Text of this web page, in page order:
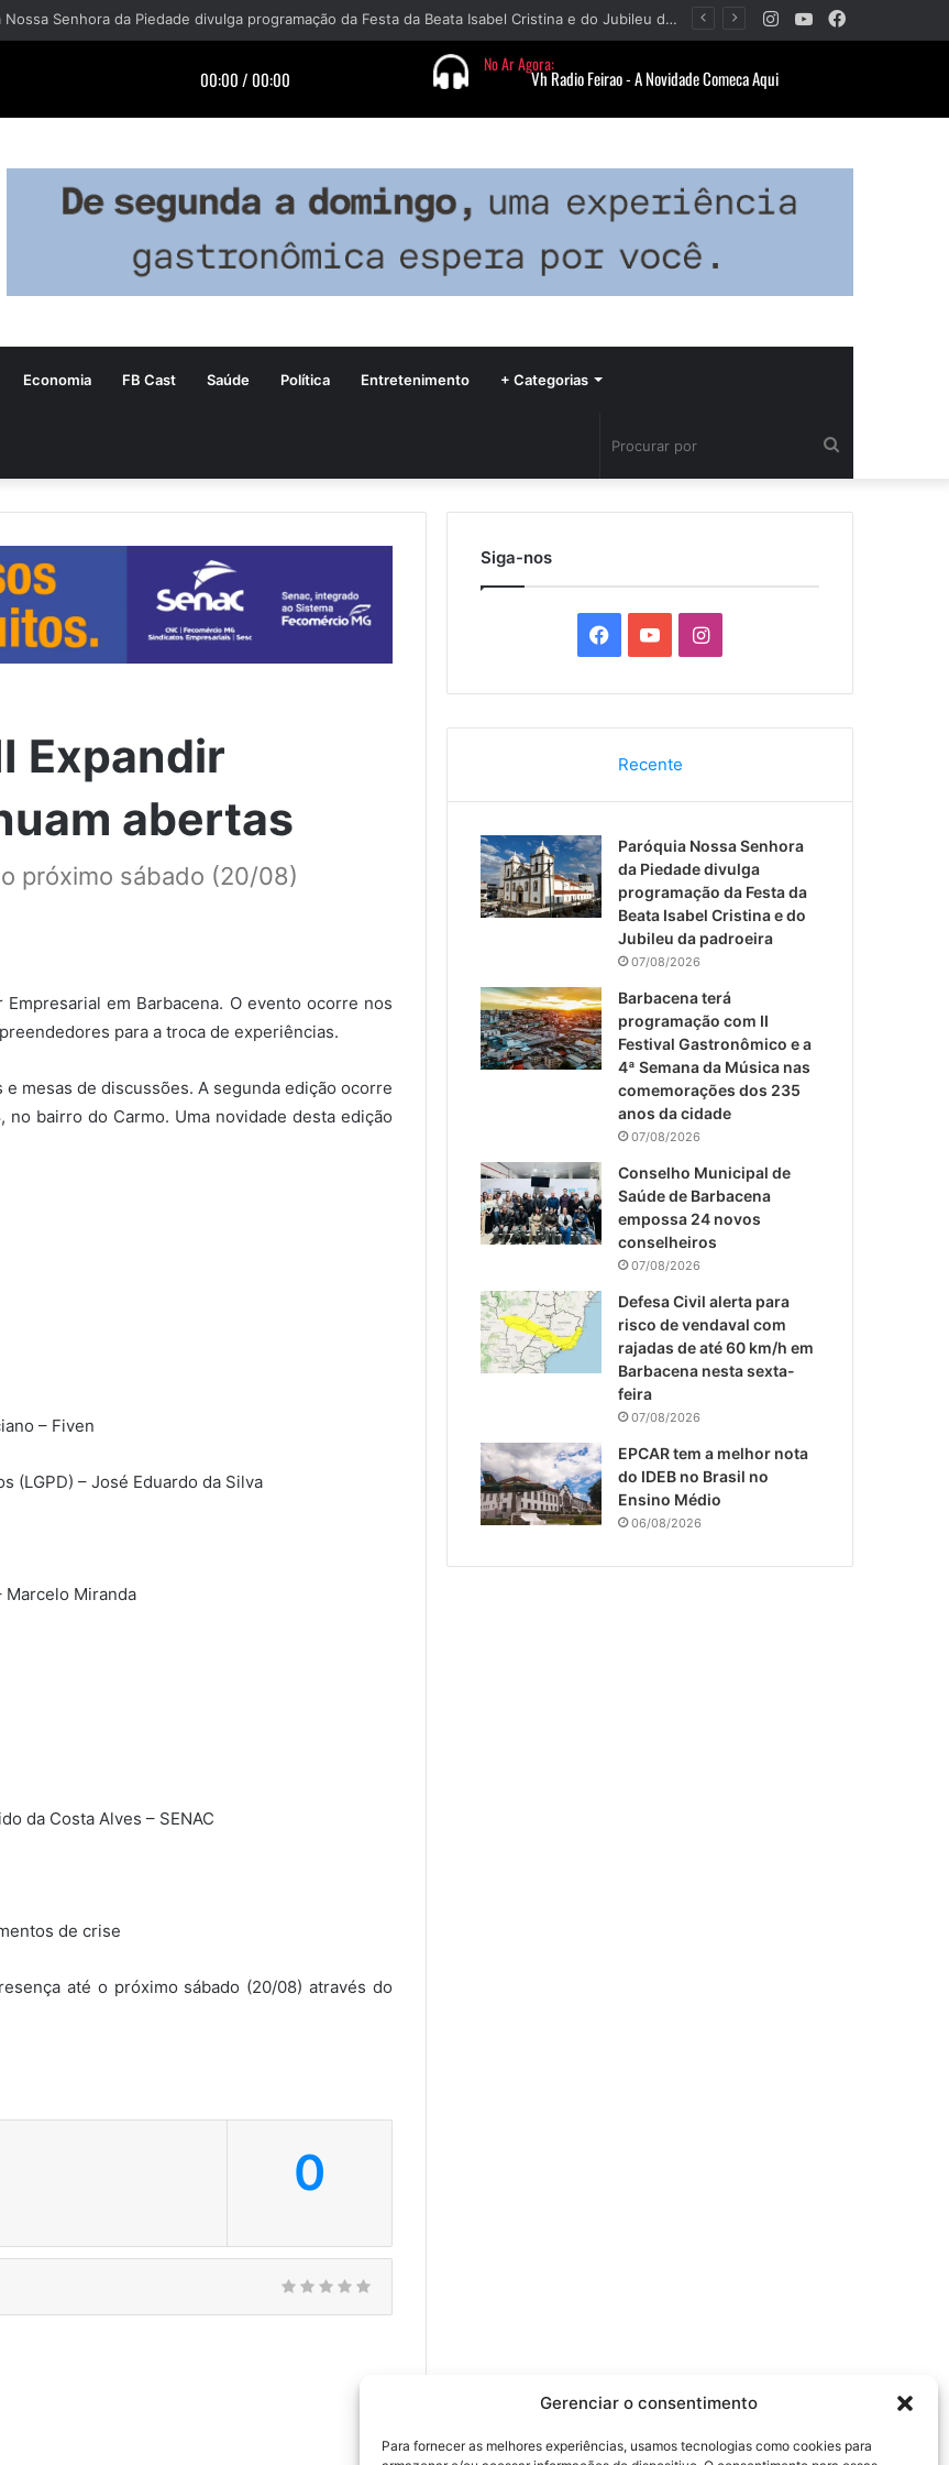
Gerenciar o consentimento
Para fornecer as melhores experiências, usamos tecnologias como cookies para
Paróquia Nossa Senhora da Piedade divulga programação da Festa da Beata Isabel Cristina e do Jubileu da padroeira YouTube
Instagram
Economia FB Cast Saúde Política Entretenimento + Categorias
por
Expandir
abertas
próximo sábado (20/08)
em Barbacena. O evento ocorre nos
para a troca de experiências.
mesas de discussões. A segunda edição ocorre
no bairro do Carmo. Uma novidade desta edição
– Fiven
(LGPD) – José Eduardo da Silva
Marcelo Miranda
da Costa Alves – SENAC
de crise
até o próximo sábado (20/08) através do
0
Siga-nos
c
e
b
o
o
k
u
T
u
b
e
I
s
a
g
r
a
Recente
Paróquia Nossa Senhora
da Piedade divulga
programação da Festa da
Beata Isabel Cristina e do
Jubileu da padroeira
07/08/2026
Barbacena terá
programação com II
Festival Gastronômico e a
4ª Semana da Música nas
comemorações dos 235
anos da cidade
07/08/2026
Conselho Municipal de
Saúde de Barbacena
empossa 24 novos
conselheiros
07/08/2026
Defesa Civil alerta para
risco de vendaval com
rajadas de até 60 km/h em
Barbacena nesta sexta-
feira
07/08/2026
EPCAR tem a melhor nota
do IDEB no Brasil no
Ensino Médio
06/08/2026